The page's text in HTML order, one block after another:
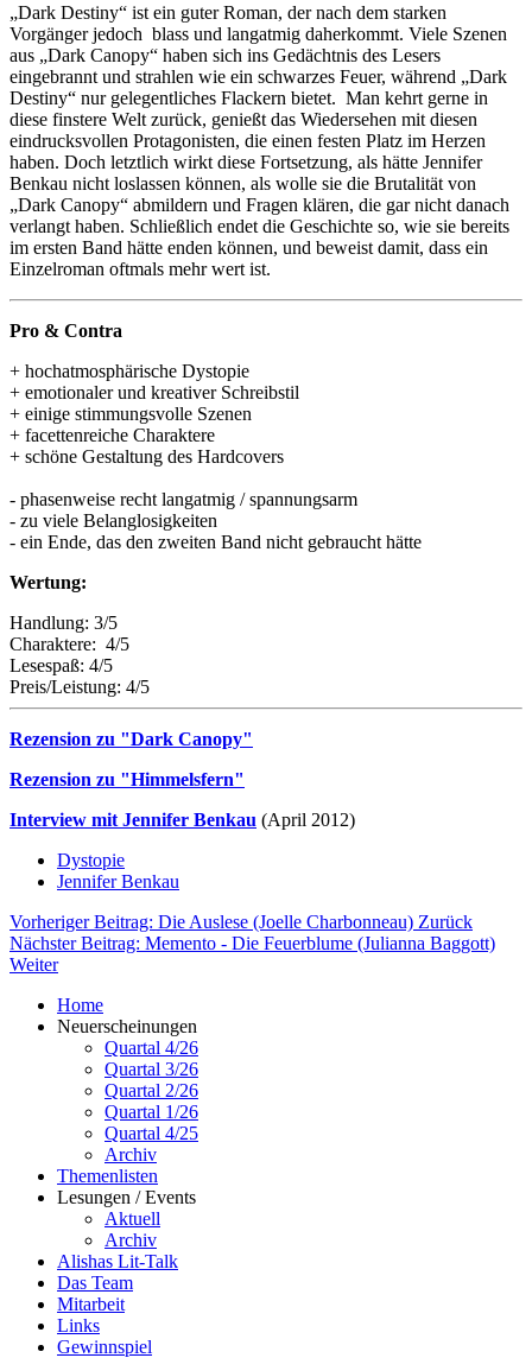
„Dark Destiny“ ist ein guter Roman, der nach dem starken
Vorgänger jedoch blass und langatmig daherkommt. Viele Szenen
aus „Dark Canopy“ haben sich ins Gedächtnis des Lesers
eingebrannt und strahlen wie ein schwarzes Feuer, während „Dark
Destiny“ nur gelegentliches Flackern bietet. Man kehrt gerne in
diese finstere Welt zurück, genießt das Wiedersehen mit diesen
eindrucksvollen Protagonisten, die einen festen Platz im Herzen
haben. Doch letztlich wirkt diese Fortsetzung, als hätte Jennifer
Benkau nicht loslassen können, als wolle sie die Brutalität von
„Dark Canopy“ abmildern und Fragen klären, die gar nicht danach
verlangt haben. Schließlich endet die Geschichte so, wie sie bereits
im ersten Band hätte enden können, und beweist damit, dass ein
Einzelroman oftmals mehr wert ist.
Pro & Contra
+ hochatmosphärische Dystopie
+ emotionaler und kreativer Schreibstil
+ einige stimmungsvolle Szenen
+ facettenreiche Charaktere
+ schöne Gestaltung des Hardcovers
- phasenweise recht langatmig / spannungsarm
- zu viele Belanglosigkeiten
- ein Ende, das den zweiten Band nicht gebraucht hätte
Wertung:
Handlung: 3/5
Charaktere: 4/5
Lesespaß: 4/5
Preis/Leistung: 4/5
Rezension zu "Dark Canopy"
Rezension zu "Himmelsfern"
Interview mit Jennifer Benkau (April 2012)
Dystopie
Jennifer Benkau
Vorheriger Beitrag: Die Auslese (Joelle Charbonneau) Zurück
Nächster Beitrag: Memento - Die Feuerblume (Julianna Baggott)
Weiter
Home
Neuerscheinungen
Quartal 4/26
Quartal 3/26
Quartal 2/26
Quartal 1/26
Quartal 4/25
Archiv
Themenlisten
Lesungen / Events
Aktuell
Archiv
Alishas Lit-Talk
Das Team
Mitarbeit
Links
Gewinnspiel